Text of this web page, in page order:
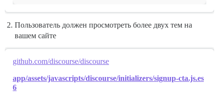
Пользователь должен просмотреть более двух тем на
вашем сайте
github.com/discourse/discourse
app/assets/javascripts/discourse/initializers/signup-cta.js.es
6